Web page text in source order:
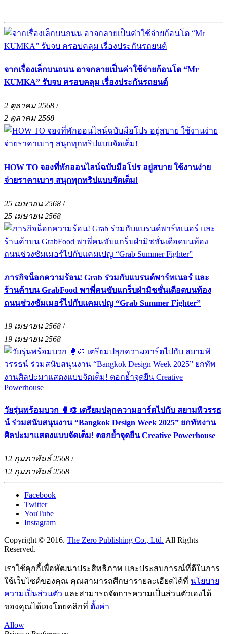
จากเรื่องเล็กบนถนน อาจกลายเป็นค่าใช้จ่ายก้อนโต “Mr
KUMKA” รับจบ ครอบคลุม เรื่องประกันรถยนต์
2 ตุลาคม 2568 /
2 ตุลาคม 2568
HOW TO จองที่พักออนไลน์ฉบับมือโปร อยู่สบาย ใช้งานง่าย
จ่ายราคาเบาๆ สนุกทุกทริปแบบจัดเต็ม!
25 เมษายน 2568 /
25 เมษายน 2568
ภารกิจน็อกความร้อน! Grab ร่วมกับแบรนด์พาร์ทเนอร์ และ
ร้านค้าบน GrabFood พาพี่คนขับแกร็บฝ่ามิชชั่นเดือดบนท้อง
ถนนช่วงซัมเมอร์ไปกับแคมเปญ “Grab Summer Fighter”
19 เมษายน 2568 /
19 เมษายน 2568
วัยรุ่นพร้อมบวก 🥊🎨 เตรียมปลุกความอาร์ตไปกับ สยามพิวรรธ
น์ ร่วมสนับสนุนงาน “Bangkok Design Week 2025” ยกทัพงาน
ศิลปะมาแสดงแบบจัดเต็ม! ตอกย้ำจุดยืน Creative Powerhouse
12 กุมภาพันธ์ 2568 /
12 กุมภาพันธ์ 2568
Facebook
Twitter
YouTube
Instagram
Copyright © 2016. The Zero Publishing Co., Ltd. All Rights
Reserved.
เราใช้คุกกี้เพื่อพัฒนาประสิทธิภาพ และประสบการณ์ที่ดีในการ
ใช้เว็บไซต์ของคุณ คุณสามารถศึกษารายละเอียดได้ที่ นโยบาย
ความเป็นส่วนตัว และสามารถจัดการความเป็นส่วนตัวเองได้
ของคุณได้เองโดยคลิกที่ ตั้งค่า
Allow